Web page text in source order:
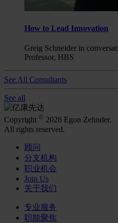
How to Lead Innovation
Greig Schneider in
Professor, HBS
See All Consultants
See all
Copyright © 2026 Egon Zehnder.
All rights reserved.
顾问
分支机构
职业机会
Join Us
关于我们
专业服务
职能聚焦